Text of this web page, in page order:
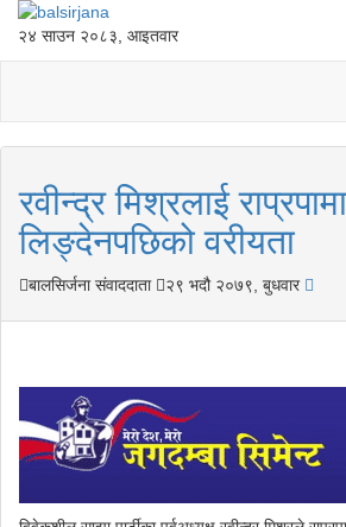
२४ साउन २०८३, आइतवार
रवीन्द्र मिश्रलाई
लिङ्देनपछिको वरीयता
बालसिर्जना संवाददाता २९ भदौ २०७९, बुधवार